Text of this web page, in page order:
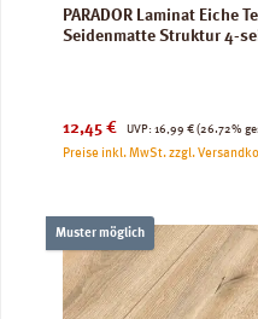
PARADOR Laminat Eiche
Seidenmatte Struktur 4-
Verkaufspreis:
12,45 € UVP:
Regulärer Preis:
16,99 € (26.72%
Preise inkl. MwSt. zzgl.
Muster möglich